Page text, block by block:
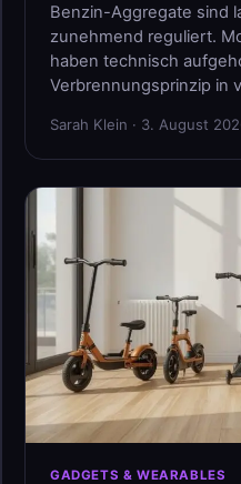
Benzin-Aggregate sind
zunehmend reguliert.
haben technisch
Verbrennungsprinzip in
Sarah Klein · 3. August
GADGETS & WEARABLES